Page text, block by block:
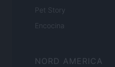
Pet Story
Encocina
NORD AMERICA